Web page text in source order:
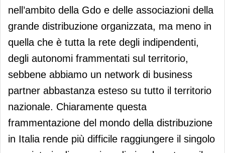
nell’ambito della Gdo e delle associazioni della
grande distribuzione organizzata, ma meno in
quella che è tutta la rete degli indipendenti,
degli autonomi frammentati sul territorio,
sebbene abbiamo un network di business
partner abbastanza esteso su tutto il territorio
nazionale. Chiaramente questa
frammentazione del mondo della distribuzione
in Italia rende più difficile raggiungere il singolo